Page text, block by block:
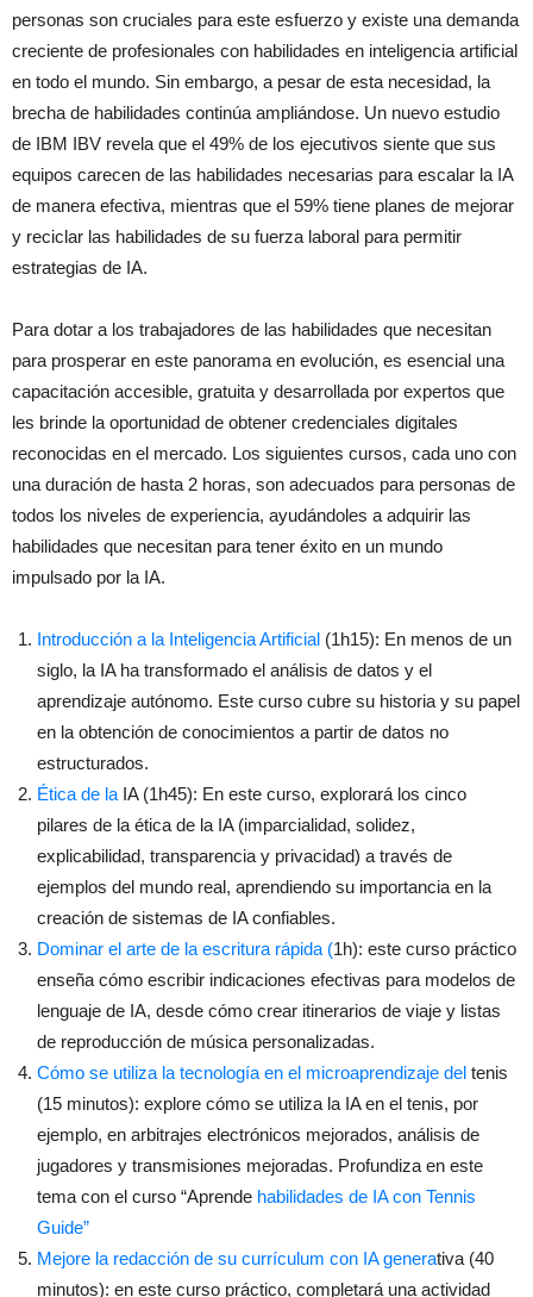
personas son cruciales para este esfuerzo y existe una demanda
creciente de profesionales con habilidades en inteligencia artificial
en todo el mundo. Sin embargo, a pesar de esta necesidad, la
brecha de habilidades continúa ampliándose. Un nuevo estudio
de IBM IBV revela que el 49% de los ejecutivos siente que sus
equipos carecen de las habilidades necesarias para escalar la IA
de manera efectiva, mientras que el 59% tiene planes de mejorar
y reciclar las habilidades de su fuerza laboral para permitir
estrategias de IA.
Para dotar a los trabajadores de las habilidades que necesitan
para prosperar en este panorama en evolución, es esencial una
capacitación accesible, gratuita y desarrollada por expertos que
les brinde la oportunidad de obtener credenciales digitales
reconocidas en el mercado. Los siguientes cursos, cada uno con
una duración de hasta 2 horas, son adecuados para personas de
todos los niveles de experiencia, ayudándoles a adquirir las
habilidades que necesitan para tener éxito en un mundo
impulsado por la IA.
Introducción a la Inteligencia Artificial (1h15): En menos de un
siglo, la IA ha transformado el análisis de datos y el
aprendizaje autónomo. Este curso cubre su historia y su papel
en la obtención de conocimientos a partir de datos no
estructurados.
Ética de la IA (1h45): En este curso, explorará los cinco
pilares de la ética de la IA (imparcialidad, solidez,
explicabilidad, transparencia y privacidad) a través de
ejemplos del mundo real, aprendiendo su importancia en la
creación de sistemas de IA confiables.
Dominar el arte de la escritura rápida (1h): este curso práctico
enseña cómo escribir indicaciones efectivas para modelos de
lenguaje de IA, desde cómo crear itinerarios de viaje y listas
de reproducción de música personalizadas.
Cómo se utiliza la tecnología en el microaprendizaje del tenis
(15 minutos): explore cómo se utiliza la IA en el tenis, por
ejemplo, en arbitrajes electrónicos mejorados, análisis de
jugadores y transmisiones mejoradas. Profundiza en este
tema con el curso “Aprende habilidades de IA con Tennis
Guide”
Mejore la redacción de su currículum con IA generativa (40
minutos): en este curso práctico, completará una actividad